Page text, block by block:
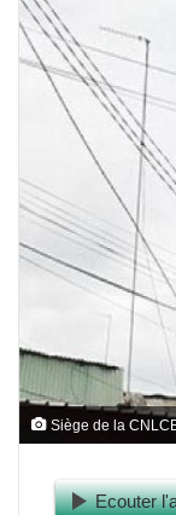
Siège de la
Ecouter